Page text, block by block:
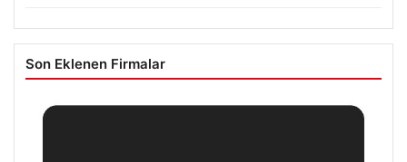
Son Eklenen Firmalar